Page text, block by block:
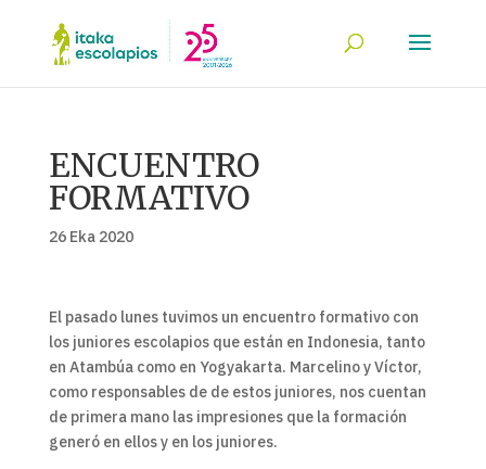
ENCUENTRO
FORMATIVO
26 Eka 2020
El pasado lunes tuvimos un encuentro formativo con
los juniores escolapios que están en Indonesia, tanto
en Atambúa como en Yogyakarta. Marcelino y Víctor,
como responsables de de estos juniores, nos cuentan
de primera mano las impresiones que la formación
generó en ellos y en los juniores.